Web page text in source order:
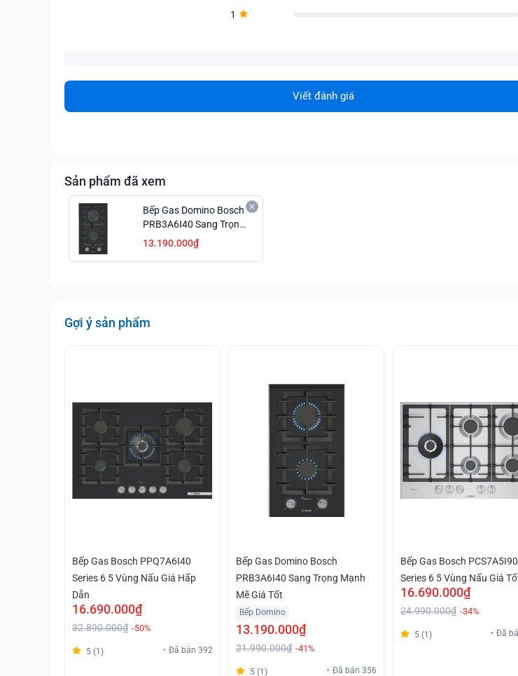
1
Viết đánh giá
Sản phẩm đã xem
Bếp Gas Domino Bosch
PRB3A6I40 Sang Trọng
Mạnh Mẽ Giá Tốt
13.190.000₫
Gợi ý sản phẩm
Bếp Gas Bosch PPQ7A6I40
Series 6 5 Vùng Nấu Giá Hấp
Dẫn
16.690.000₫
32.890.000₫ -50%
5 (1) Đã bán 392
Bếp Gas Domino Bosch
PRB3A6I40 Sang Trọng Mạnh
Mẽ Giá Tốt
Bếp Domino
13.190.000₫
21.990.000₫ -41%
5 (1) Đã bán 356
Bếp Gas Bosch PCS7A5I90
Series 6 5 Vùng Nấu Giá
16.690.000₫
24.990.000₫ -34%
5 (1) Đã